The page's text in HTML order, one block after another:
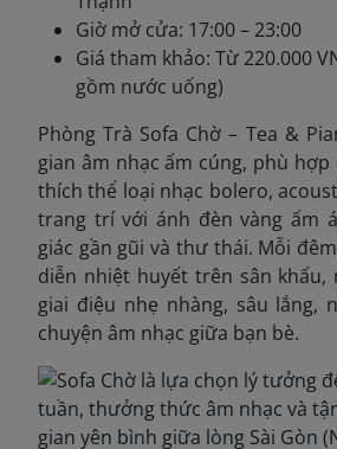
Giờ mở cửa: 17:00 – 23:00
Giá tham khảo: Từ 220.000
gồm nước uống)
Phòng Trà Sofa Chờ – Tea &
gian âm nhạc ấm cúng, phù
thích thể loại nhạc bolero,
trang trí với ánh đèn vàng ấm
giác gần gũi và thư thái. Mỗi
diễn nhiệt huyết trên sân khấu,
giai điệu nhẹ nhàng, sâu lắng,
chuyện âm nhạc giữa bạn bè.